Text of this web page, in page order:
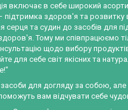
в себе широкий
підтримка здоров'я та
та судин до засобів для
Тому ми співпрацюємо
щодо вибору
себе світ якісних та
для догляду за собою,
вам відчувати себе